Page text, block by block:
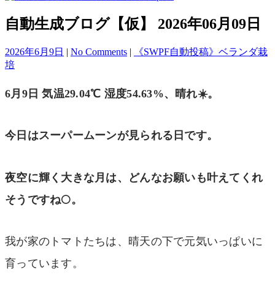
自動生成ブログ【仮】 2026年06月09日
2026年6月9日 | No Comments |
《SWPF自動投稿》ベランダ栽
培
6月9日 気温29.04℃ 湿度54.63%、晴れ☀️。
今日はスーパームーンが見られる日です。
夜空に輝く大きな月は、どんなお願いも叶えてくれ
そうですね🌕。
我が家のトマトたちは、晴天の下で元気いっぱいに
育っています。